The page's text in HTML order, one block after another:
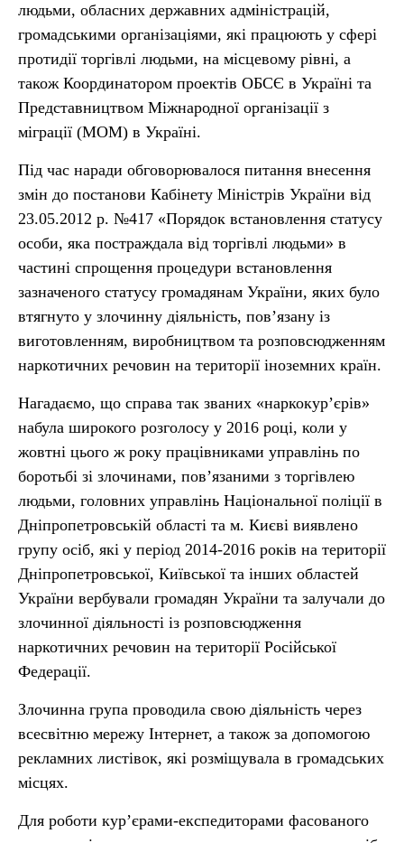
людьми, обласних державних адміністрацій,
громадськими організаціями, які працюють у сфері
протидії торгівлі людьми, на місцевому рівні, а
також Координатором проектів ОБСЄ в Україні та
Представництвом Міжнародної організації з
міграції (МОМ) в Україні.
Під час наради обговорювалося питання внесення
змін до постанови Кабінету Міністрів України від
23.05.2012 р. №417 «Порядок встановлення статусу
особи, яка постраждала від торгівлі людьми» в
частині спрощення процедури встановлення
зазначеного статусу громадянам України, яких було
втягнуто у злочинну діяльність, пов’язану із
виготовленням, виробництвом та розповсюдженням
наркотичних речовин на території іноземних країн.
Нагадаємо, що справа так званих «наркокур’єрів»
набула широкого розголосу у 2016 році, коли у
жовтні цього ж року працівниками управлінь по
боротьбі зі злочинами, пов’язаними з торгівлею
людьми, головних управлінь Національної поліції в
Дніпропетровській області та м. Києві виявлено
групу осіб, які у період 2014-2016 років на території
Дніпропетровської, Київської та інших областей
України вербували громадян України та залучали до
злочинної діяльності із розповсюдження
наркотичних речовин на території Російської
Федерації.
Злочинна група проводила свою діяльність через
всесвітню мережу Інтернет, а також за допомогою
рекламних листівок, які розміщувала в громадських
місцях.
Для роботи кур’єрами-експедиторами фасованого